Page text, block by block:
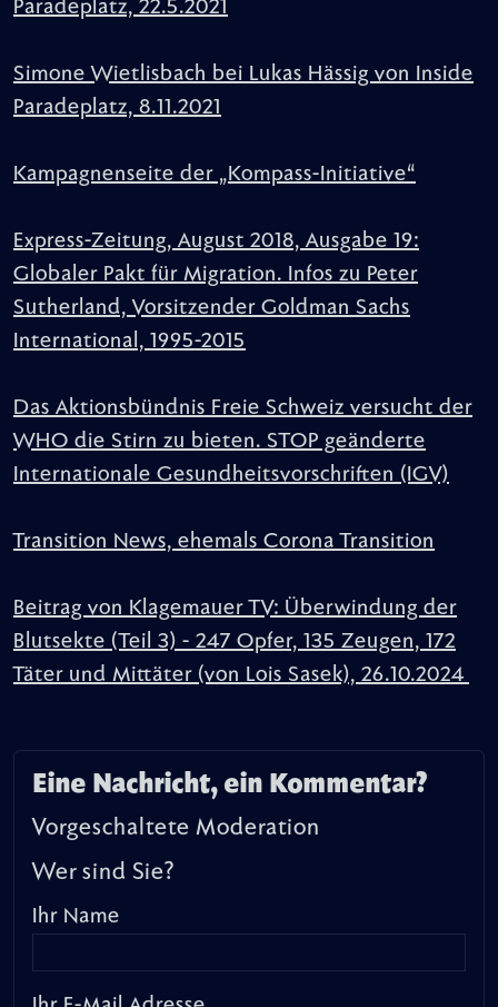
Paradeplatz, 22.5.2021
Simone Wietlisbach bei Lukas Hässig von Inside
Paradeplatz, 8.11.2021
Kampagnenseite der „Kompass-Initiative“
Express-Zeitung, August 2018, Ausgabe 19:
Globaler Pakt für Migration. Infos zu Peter
Sutherland, Vorsitzender Goldman Sachs
International, 1995-2015
Das Aktionsbündnis Freie Schweiz versucht der
WHO die Stirn zu bieten. STOP geänderte
Internationale Gesundheitsvorschriften (IGV)
Transition News, ehemals Corona Transition
Beitrag von Klagemauer TV: Überwindung der
Blutsekte (Teil 3) - 247 Opfer, 135 Zeugen, 172
Täter und Mittäter (von Lois Sasek), 26.10.2024
Eine Nachricht, ein Kommentar?
Vorgeschaltete Moderation
Wer sind Sie?
Ihr Name